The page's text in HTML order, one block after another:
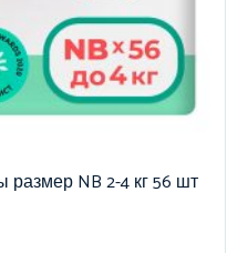
размер NB 2-4 кг 56 шт